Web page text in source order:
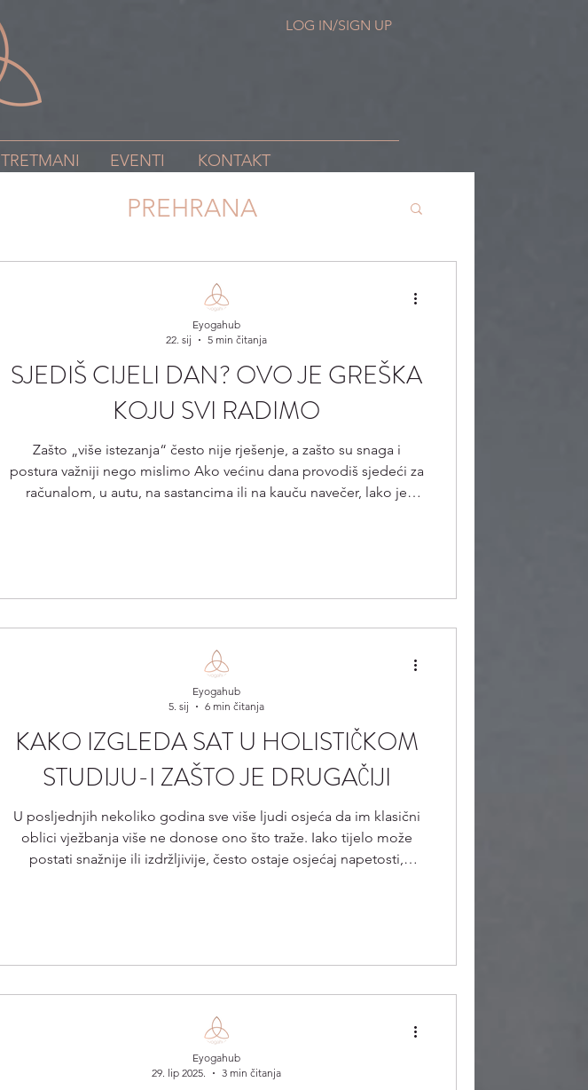
LOG IN/SIGN UP
TRETMANI EVENTI KONTAKT
PREHRANA
SJEDIŠ CIJELI DAN? OVO JE GREŠKA
KOJU SVI RADIMO
Zašto „više istezanja“ često nije rješenje, a zašto su snaga i
postura važniji nego mislimo Ako većinu dana provodiš sjedeći za
računalom, u autu, na sastancima ili na kauču navečer, lako je
većina ljudi. Kada osjetimo napetost, bol ili
Eyogahub
22. sij
5 min čitanja
KAKO IZGLEDA SAT U HOLISTIČKOM
STUDIJU-I ZAŠTO JE DRUGAČIJI
U posljednjih nekoliko godina sve više ljudi osjeća da im klasični
oblici vježbanja više ne donose ono što traže. Iako tijelo može
postati snažnije ili izdržljivije, često ostaje osjećaj napetosti,
povezani dijelovi jedne c
Eyogahub
5. sij
6 min čitanja
Eyogahub
29. lip 2025.
3 min čitanja